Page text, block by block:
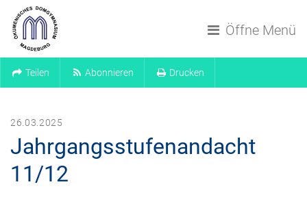
Öffne Menü
Teilen Abonnieren Drucken
26.03.2025
Jahrgangsstufenandacht
11/12